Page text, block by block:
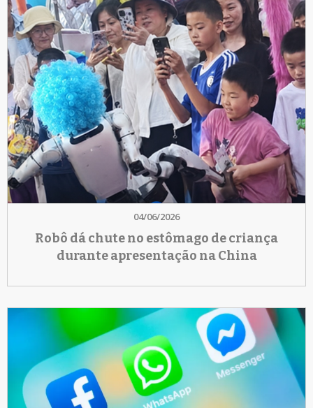
04/06/2026
Robô dá chute no estômago de criança
durante apresentação na China